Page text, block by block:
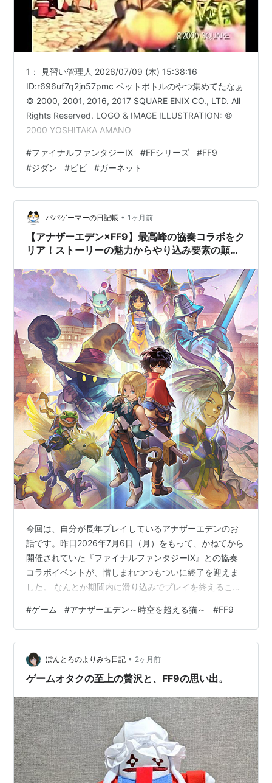
1： 見習い管理人 2026/07/09 (木) 15:38:16
ID:r696uf7q2jn57pmc ペットボトルのやつ集めてたなぁ
© 2000, 2001, 2016, 2017 SQUARE ENIX CO., LTD. All
Rights Reserved. LOGO & IMAGE ILLUSTRATION: ©
2000 YOSHITAKA AMANO
#ファイナルファンタジーIX #FFシリーズ #FF9
#ジダン #ビビ #ガーネット
パパゲーマーの日記帳 • 1ヶ月前
【アナザーエデン×FF9】最高峰の協奏コラボをク
リア！ストーリーの魅力からやり込み要素の顛末
今回は、自分が長年プレイしているアナザーエデンのお
話です。昨日2026年7月6日（月）をもって、かねてから
開催されていた『ファイナルファンタジーIX』との協奏
コラボイベントが、惜しまれつつもついに終了を迎えま
した。 なんとか期間内に滑り込みでプレイを終えること
と、クリア後の率直な感想を綴っていきたいと思いま
す。 「完全期間限定終了」という大きなニュース アナザ
ーエデンといえば、「期間限定イベントがなく、いつで
も過去のストーリーを遊べる」というのが最大の魅力で
あり、自分のようになかなかまとまった時間が取れない
#ゲーム #アナザーエデン～時空を超える猫～ #FF9
ぽんとろのよりみち日記 • 2ヶ月前
ゲームオタクの至上の贅沢と、FF9の思い出。